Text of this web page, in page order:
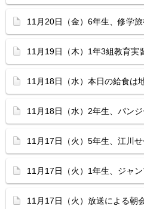
11月20日（金）6年生、修学
11月19日（木）1年3組教育実
11月18日（水）本日の給食は
11月18日（水）2年生、パンジ
11月17日（火）5年生、江川
11月17日（火）1年生、ジャン
11月17日（火）放送による朝